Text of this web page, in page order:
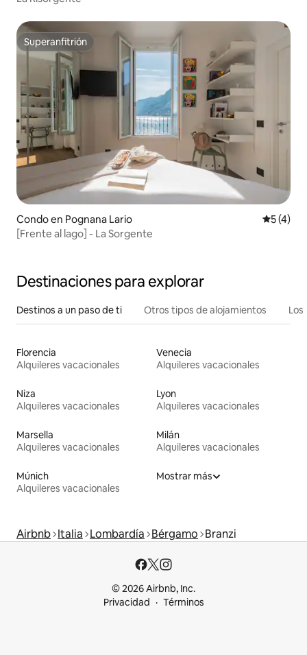
Superanfitrión
Superanfitrión
Condo en Pognana Lario
5 (4)
[Frente al lago] - La Sorgente
Destinaciones para explorar
Destinos a un paso de ti Otros tipos de alojamientos
Florencia
Alquileres vacacionales
Venecia
Alquileres vacacionales
Niza
Alquileres vacacionales
Lyon
Alquileres vacacionales
Marsella
Alquileres vacacionales
Milán
Alquileres vacacionales
Múnich
Alquileres vacacionales
Mostrar más
Airbnb Italia Lombardía Bérgamo Branzi
© 2026 Airbnb, Inc.
Privacidad
Términos